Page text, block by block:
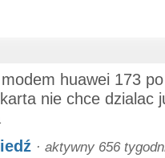
huawei 173
nie chce dzialac
· aktywny 656